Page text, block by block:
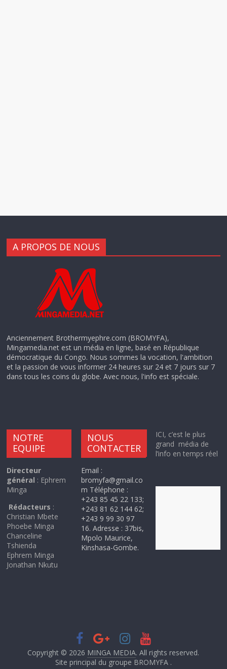
A PROPOS DE NOUS
Anciennement Brothermyephre.com (BROMYFA),
Mingamedia.net est un média en ligne, basé en République
démocratique du Congo. Nous sommes la vocation, l'ambition
et la passion de vous informer 24 heures sur 24 et 7 jours sur 7
dans tous les coins du globe. Avec nous, l'info est spéciale.
NOTRE
EQUIPE
Directeur
général : Ephrem
Minga
Rédacteurs :
Christian Mbete
Phoebe Minga
Chanceline
Tshienda
Ephrem Minga
Jonathan Nkutu
NOUS
CONTACTER
Email :
bromyfa@gmail.co
m Téléphone :
+243 85 45 22 133;
+243 81 62 144 62;
+243 9 99 30 97
16. Adresse : 37bis,
Mpolo Maurice,
Kinshasa-Gombe.
ICI, c’est le plus
grand média de
l’info en temps réel
Copyright © 2026 MINGA MEDIA. All rights reserved.
Site principal du groupe BROMYFA .